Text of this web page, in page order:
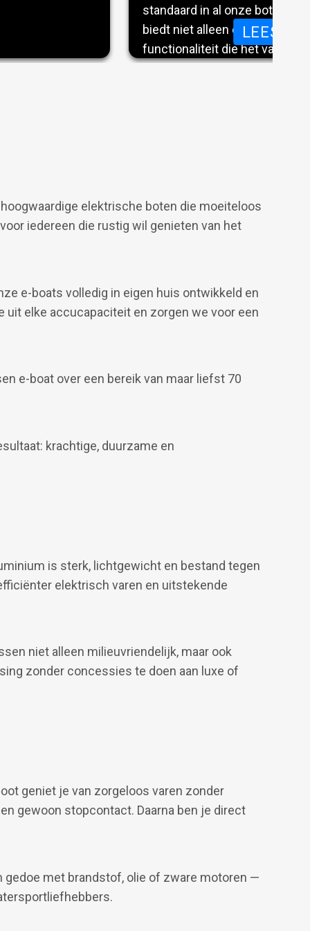
geen
voor een
DE VERNIEUWE E-TENDER 690
standaard in al onze boten is
biedt niet alleen een strak
functionaliteit die het varen
overzichtelijker maakt.
boordapparatuur: alles is
controleren.
LEES
elektrische boten die moeiteloos
iedereen die rustig wil genieten van het
e-boats volledig in eigen huis ontwikkeld en
elke accucapaciteit en zorgen we voor een
e-boat over een bereik van maar liefst 70
krachtige, duurzame en
is sterk, lichtgewicht en bestand tegen
elektrisch varen en uitstekende
niet alleen milieuvriendelijk, maar ook
zonder concessies te doen aan luxe of
geniet je van zorgeloos varen zonder
gewoon stopcontact. Daarna ben je direct
gedoe met brandstof, olie of zware motoren —